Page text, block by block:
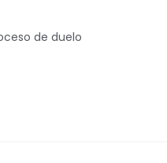
de duelo